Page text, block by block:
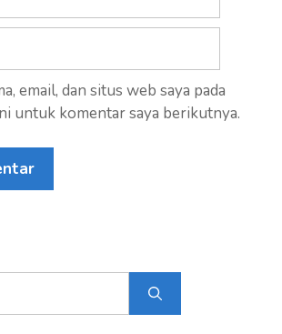
email, dan situs web saya pada
untuk komentar saya berikutnya.